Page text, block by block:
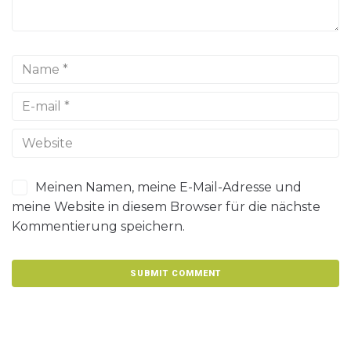
Meinen Namen, meine E-Mail-Adresse und
meine Website in diesem Browser für die nächste
Kommentierung speichern.